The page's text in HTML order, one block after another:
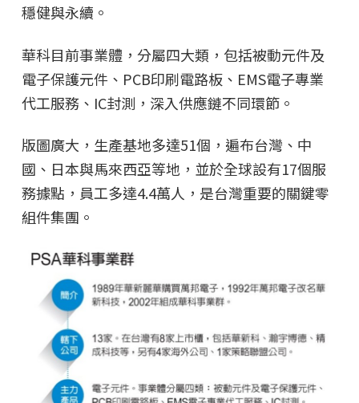
穩健與永續。
華科目前事業體，分屬四大類，包括被動元件及
電子保護元件、PCB印刷電路板、EMS電子專業
代工服務、IC封測，深入供應鏈不同環節。
版圖廣大，生產基地多達51個，遍布台灣、中
國、日本與馬來西亞等地，並於全球設有17個服
務據點，員工多達4.4萬人，是台灣重要的關鍵零
組件集團。